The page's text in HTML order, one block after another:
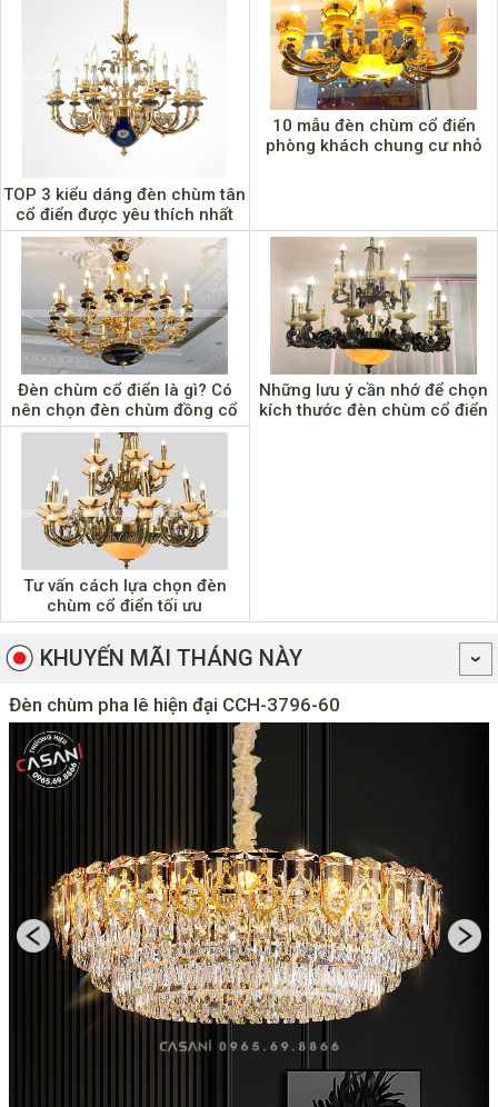
TOP 3 kiểu dáng đèn chùm tân
cổ điển được yêu thích nhất
10 mẫu đèn chùm cổ điển
phòng khách chung cư nhỏ
Đèn chùm cổ điển là gì? Có
nên chọn đèn chùm đồng cổ
phong cách cổ điển không?
Những lưu ý cần nhớ để chọn
kích thước đèn chùm cổ điển
Tư vấn cách lựa chọn đèn
chùm cổ điển tối ưu
KHUYẾN MÃI THÁNG NÀY
Đèn chùm pha lê hiện đại CCH-3796-60